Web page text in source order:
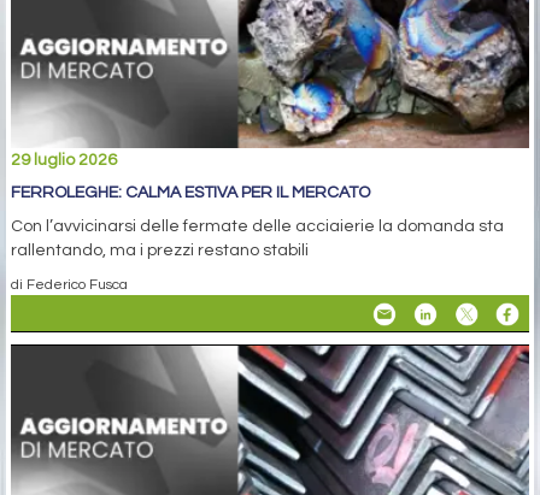
29 luglio 2026
FERROLEGHE: CALMA ESTIVA PER IL MERCATO
Con l’avvicinarsi delle fermate delle acciaierie la domanda sta
rallentando, ma i prezzi restano stabili
di Federico Fusca